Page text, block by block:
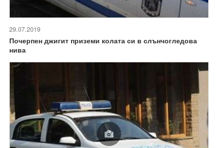
29.07.2019
Почерпен джигит приземи колата си в слънчогледова
нива